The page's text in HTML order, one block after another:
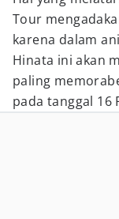
Tour
karena dalam
Hinata ini akan
paling
pada tanggal 16